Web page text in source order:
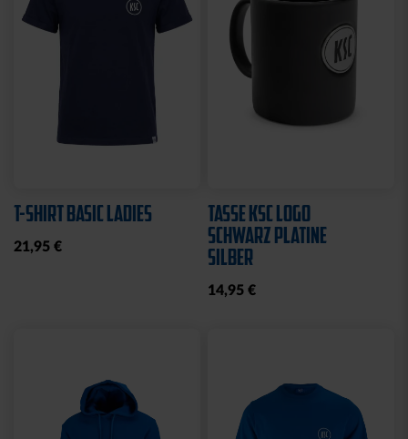
T-SHIRT BASIC LADIES
21,95 €
TASSE KSC LOGO
SCHWARZ PLATINE
SILBER
14,95 €